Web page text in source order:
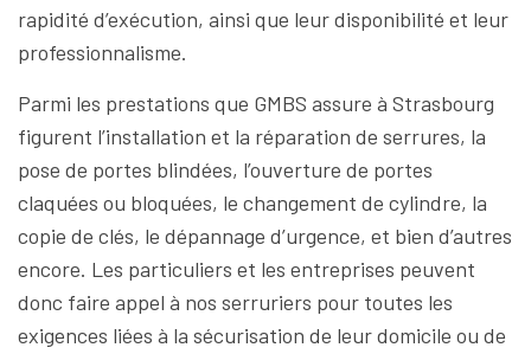
rapidité d’exécution, ainsi que leur disponibilité et leur
professionnalisme.
Parmi les prestations que GMBS assure à Strasbourg
figurent l’installation et la réparation de serrures, la
pose de portes blindées, l’ouverture de portes
claquées ou bloquées, le changement de cylindre, la
copie de clés, le dépannage d’urgence, et bien d’autres
encore. Les particuliers et les entreprises peuvent
donc faire appel à nos serruriers pour toutes les
exigences liées à la sécurisation de leur domicile ou de